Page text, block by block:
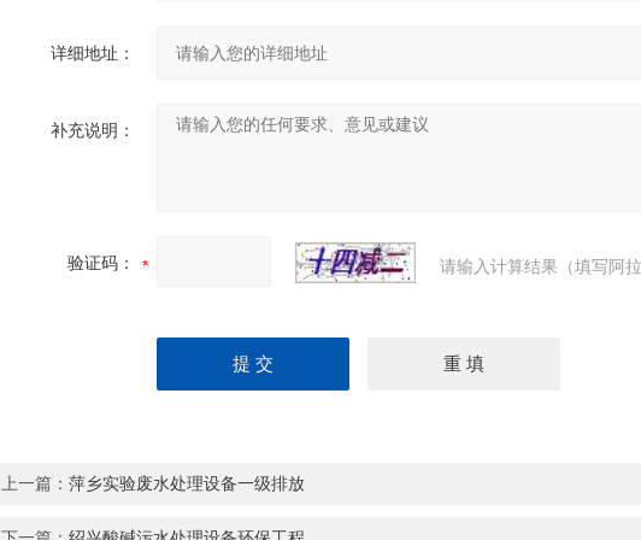
详细地址：
补充说明：
验证码： 请输入计算结果（填写阿
上一篇：萍乡实验废水处理设备一级排放